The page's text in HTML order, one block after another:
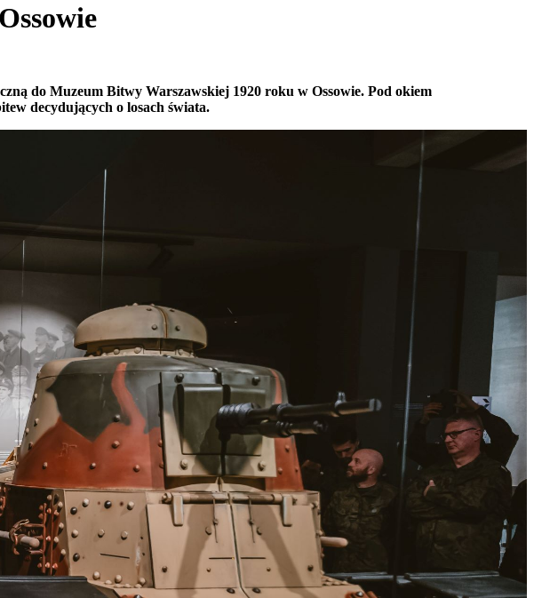
do Muzeum Bitwy Warszawskiej 1920 roku w Ossowie. Pod okiem
decydujących o losach świata.